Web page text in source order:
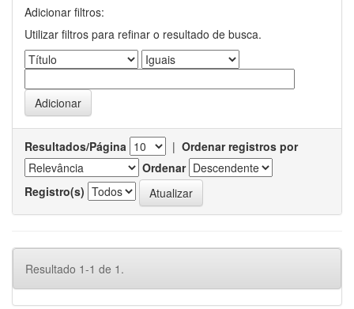
Adicionar filtros:
Utilizar filtros para refinar o resultado de busca.
Resultados/Página | Ordenar registros por
Ordenar
Registro(s)
Resultado 1-1 de 1.